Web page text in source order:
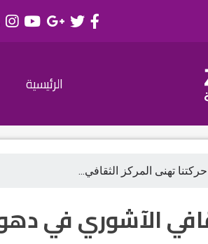
الرئيسية
حركتنا تهنى المركز الثقافي...
الآشوري في